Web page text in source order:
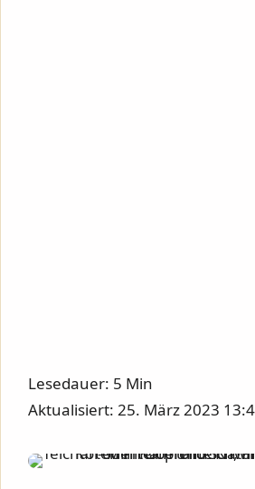
Lesedauer: 5 Min
Aktualisiert: 25. März 2023